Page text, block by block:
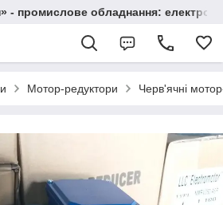
- промислове обладнання:
Мотор-редуктори Черв'ячні